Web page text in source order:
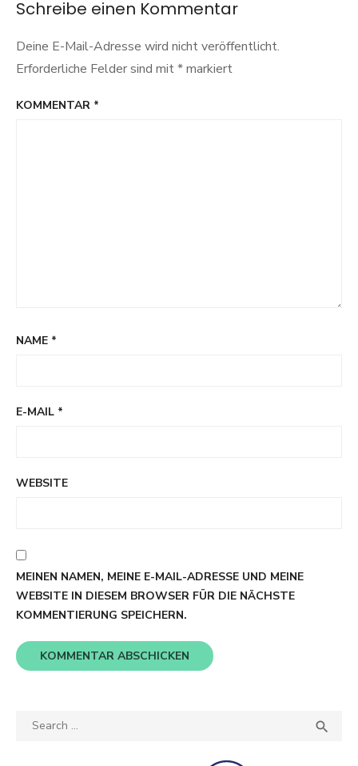
Seidensticker
Schreibe einen Kommentar
Deine E-Mail-Adresse wird nicht veröffentlicht.
Erforderliche Felder sind mit*markiert
KOMMENTAR *
NAME *
E-MAIL *
WEBSITE
MEINEN NAMEN, MEINE E-MAIL-ADRESSE UND MEINE
WEBSITE IN DIESEM BROWSER FÜR DIE NÄCHSTE
KOMMENTIERUNG SPEICHERN.
Search
